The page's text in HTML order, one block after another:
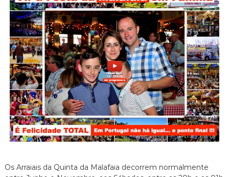
Os Arraiais da Quinta da Malafaia decorrem normalmente